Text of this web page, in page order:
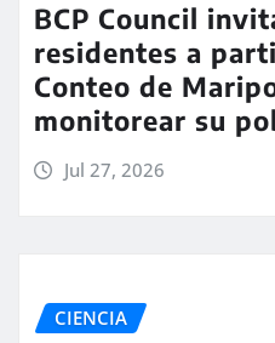
BCP Council
residentes a
Conteo de
monitorear su
Jul 27, 2026
CIENCIA